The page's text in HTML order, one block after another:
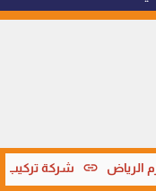
الرياض link شركة تركيب